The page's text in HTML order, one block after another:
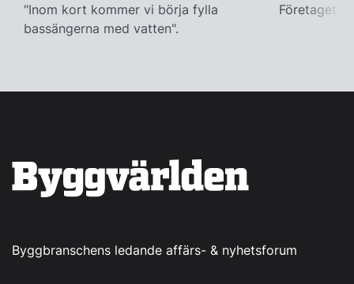
"Inom kort kommer vi börja fylla
bassängerna med vatten".
Företaget
Byggbranschens ledande affärs- & nyhetsforum